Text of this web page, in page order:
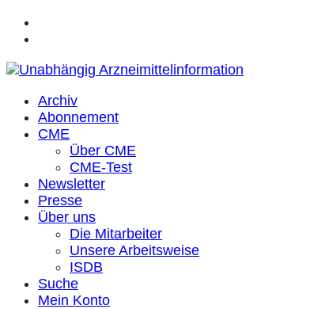
Archiv
Abonnement
CME
Über CME
CME-Test
Newsletter
Presse
Über uns
Die Mitarbeiter
Unsere Arbeitsweise
ISDB
Suche
Mein Konto